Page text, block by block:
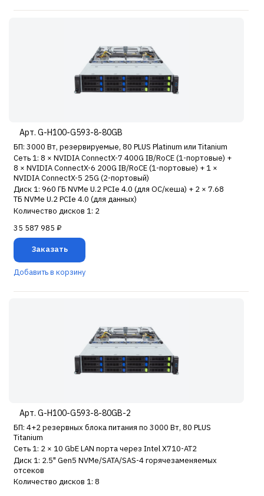
Арт. G-H100-G593-8-80GB
БП: 3000 Вт, резервируемые, 80 PLUS Platinum или Titanium
Сеть 1: 8 × NVIDIA ConnectX-7 400G IB/RoCE (1-портовые) +
8 × NVIDIA ConnectX-6 200G IB/RoCE (1-портовые) + 1 ×
NVIDIA ConnectX-5 25G (2-портовый)
Диск 1: 960 ГБ NVMe U.2 PCIe 4.0 (для ОС/кеша) + 2 × 7.68
ТБ NVMe U.2 PCIe 4.0 (для данных)
Количество дисков 1: 2
35 587 985 ₽
Заказать
Добавить в корзину
Арт. G-H100-G593-8-80GB-2
БП: 4+2 резервных блока питания по 3000 Вт, 80 PLUS
Titanium
Сеть 1: 2 × 10 GbE LAN порта через Intel X710-AT2
Диск 1: 2.5" Gen5 NVMe/SATA/SAS-4 горячезаменяемых
отсеков
Количество дисков 1: 8